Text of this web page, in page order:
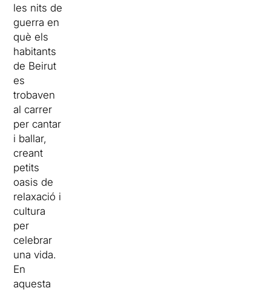
les nits de
guerra en
què els
habitants
de Beirut
es
trobaven
al carrer
per cantar
i ballar,
creant
petits
oasis de
relaxació i
cultura
per
celebrar
una vida.
En
aquesta